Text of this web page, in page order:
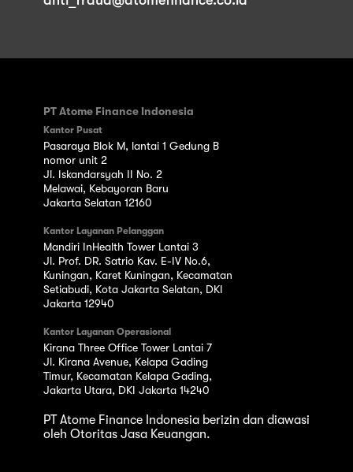
PT Atome Finance Indonesia
Kantor Pusat
Pasaraya Blok M, lantai 1 Gedung B
nomor unit 2
Jl. Iskandarsyah II No. 2
Melawai, Kebayoran Baru
Jakarta Selatan 12160
Kantor Layanan Pelanggan
Mandiri InHealth Tower Lantai 3
Jl. Prof. DR. Satrio Kav. E-IV No.6,
Kuningan, Karet Kuningan, Kecamatan
Setiabudi, Kota Jakarta Selatan, DKI
Jakarta 12940
Kantor Layanan Operasional
Kirana Three Office Tower Lantai 7
Jl. Kirana Avenue, Kelapa Gading
Timur, Kecamatan Kelapa Gading,
Jakarta Utara, DKI Jakarta 14240
PT Atome Finance Indonesia berizin dan diawasi
oleh Otoritas Jasa Keuangan.